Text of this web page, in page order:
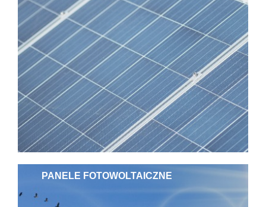
PANELE FOTOWOLTAICZNE